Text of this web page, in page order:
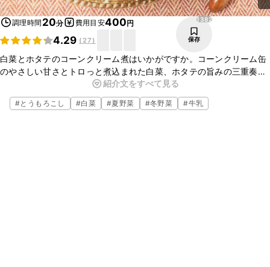
調理時間 20分 費用目安400円
4.29 (27)
1382
保存
白菜とホタテのコーンクリーム煮はいかがですか。コーンクリーム缶
のやさしい甘さとトロっと煮込まれた白菜、ホタテの旨みの三重奏で
何回もおかわりしたくなる美味しさです。調味料も少なく白菜を炒め
たらあとは材料を入れて煮込むだけの簡単レシピ。ぜひ作ってみてく
ださい。
紹介文をすべて見る
#とうもろこし #白菜 #夏野菜 #冬野菜 #牛乳